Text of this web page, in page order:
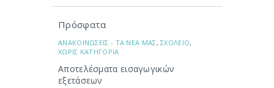
Πρόσφατα
ΑΝΑΚΟΙΝΩΣΕΙΣ - ΤΑ ΝΕΑ ΜΑΣ,ΣΧΟΛΕΙΟ,
ΧΩΡΙΣ ΚΑΤΗΓΟΡΙΑ
Αποτελέσματα εισαγωγικών
εξετάσεων